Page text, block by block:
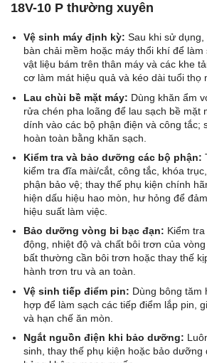
18V-10 P thường xuyên
Vệ sinh máy định kỳ: Sau khi sử
bàn chải mềm hoặc máy thổi khí để
vật liệu bám trên thân máy và các khe
cơ làm mát hiệu quả và kéo dài tuổi thọ
Lau chùi bề mặt máy: Dùng khăn ẩm
rửa chén pha loãng để lau sạch bề mặt
dính vào các bộ phận điện và công tắc;
hoàn toàn bằng khăn sạch.
Kiểm tra và bảo dưỡng các bộ phận:
kiểm tra đĩa mài/cắt, công tắc, khóa
phận bảo vệ; thay thế phụ kiện chính
hiện dấu hiệu hao mòn, hư hỏng để
hiệu suất làm việc.
Bảo dưỡng vòng bi bạc đạn: Kiểm
động, nhiệt độ và chất bôi trơn của
bất thường cần bôi trơn hoặc thay thế
hành trơn tru và an toàn.
Vệ sinh tiếp điểm pin: Dùng bông tăm
hợp để làm sạch các tiếp điểm lắp pin,
và hạn chế ăn mòn.
Ngắt nguồn điện khi bảo dưỡng:
sinh, thay thế phụ kiện hoặc bảo